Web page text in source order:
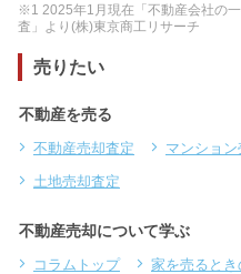
※1 2025年1月現在「不動産会社の
査」より(株)東京商工リサーチ
売りたい
不動産を売る
不動産売却査定 マンショ
土地売却査定
不動産売却について学ぶ
コラムトップ 家を売るとき